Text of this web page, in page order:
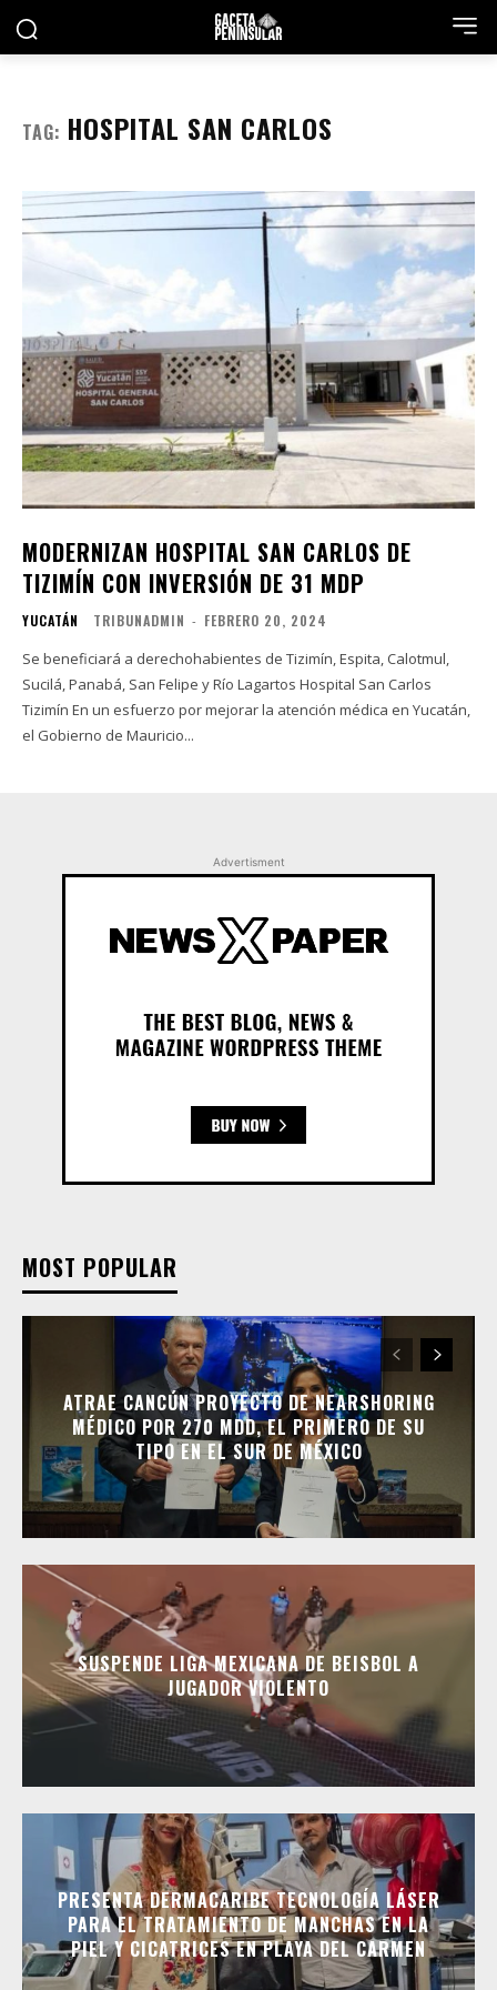
TAG: HOSPITAL SAN CARLOS
MODERNIZAN HOSPITAL SAN CARLOS DE
TIZIMÍN CON INVERSIÓN DE 31 MDP
YUCATÁN TRIBUNADMIN - FEBRERO 20, 2024
Se beneficiará a derechohabientes de Tizimín, Espita, Calotmul,
Sucilá, Panabá, San Felipe y Río Lagartos Hospital San Carlos
Tizimín En un esfuerzo por mejorar la atención médica en Yucatán,
el Gobierno de Mauricio...
Advertisment
MOST POPULAR
ATRAE CANCÚN PROYECTO DE NEARSHORING
MÉDICO POR 270 MDD, EL PRIMERO DE SU
TIPO EN EL SUR DE MÉXICO
SUSPENDE LIGA MEXICANA DE BEISBOL A
JUGADOR VIOLENTO
PRESENTA DERMACARIBE TECNOLOGÍA LÁSER
PARA EL TRATAMIENTO DE MANCHAS EN LA
PIEL Y CICATRICES EN PLAYA DEL CARMEN